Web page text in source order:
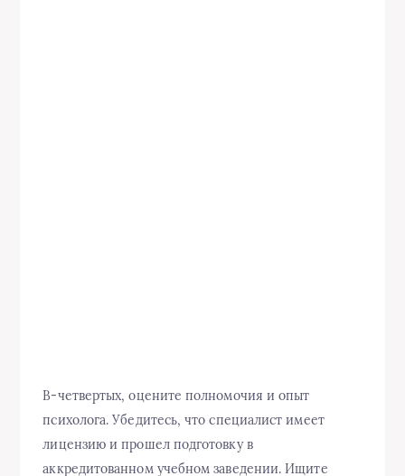
В-четвертых, оцените полномочия и опыт
психолога. Убедитесь, что специалист имеет
лицензию и прошел подготовку в
аккредитованном учебном заведении. Ищите